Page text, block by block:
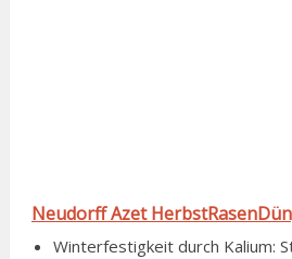
Neudorff Azet
Winterfestigkeit durch Kalium: